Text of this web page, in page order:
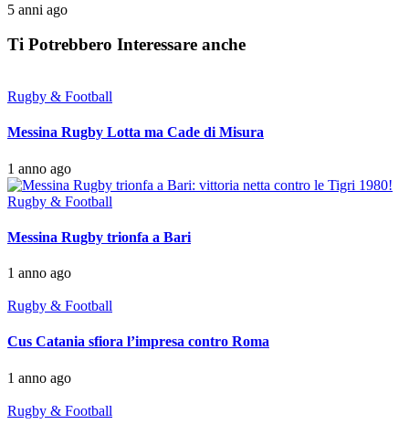
5 anni ago
Ti Potrebbero Interessare anche
Rugby & Football
Messina Rugby Lotta ma Cade di Misura
1 anno ago
Rugby & Football
Messina Rugby trionfa a Bari
1 anno ago
Rugby & Football
Cus Catania sfiora l’impresa contro Roma
1 anno ago
Rugby & Football